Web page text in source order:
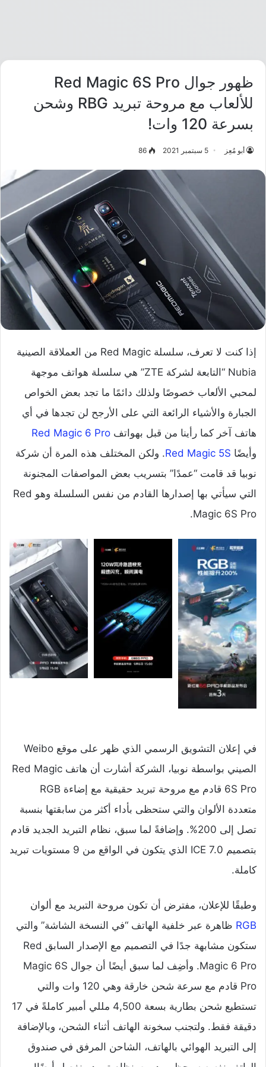
ظهور جوال Red Magic 6S Pro
للألعاب مع مروحة تبريد RBG وشحن
بسرعة 120 وات!
أبو مُعِز 5 سبتمبر 2021 86
إذا كنت لا تعرف، سلسلة Red Magic من العملاقة الصينية
Nubia “التابعة لشركة ZTE” هي سلسلة هواتف موجهة
لمحبي الألعاب خصوصًا ولذلك دائمًا ما تجد بعض الخواص
الجبارة والأشياء الرائعة التي على الأرجح لن تجدها في أي
هاتف آخر كما رأينا من قبل بهواتف Red Magic 6 Pro
وأيضًا Red Magic 5S. ولكن المختلف هذه المرة أن شركة
نوبيا قد قامت “عمدًا” بتسريب بعض المواصفات المجنونة
التي سيأتي بها إصدارها القادم من نفس السلسلة وهو Red
Magic 6S Pro.
في إعلان التشويق الرسمي الذي ظهر على موقع Weibo
الصيني بواسطة نوبيا، الشركة أشارت أن هاتف Red Magic
6S Pro قادم مع مروحة تبريد حقيقية مع إضاءة RGB
متعددة الألوان والتي ستحظى بأداء أكثر من سابقتها بنسبة
تصل إلى 200%. وإضافةً لما سبق، نظام التبريد الجديد قادم
بتصميم ICE 7.0 الذي يتكون في الواقع من 9 مستويات تبريد
كاملة.
وطبقًا للإعلان، مفترض أن تكون مروحة التبريد مع ألوان
RGB ظاهرة عبر خلفية الهاتف “في النسخة الشاشة” والتي
ستكون مشابهة جدًا في التصميم مع الإصدار السابق Red
Magic 6 Pro. وأضِف لما سبق أيضًا أن جوال Magic 6S
Pro قادم مع سرعة شحن خارقة وهي 120 وات والتي
تستطيع شحن بطارية بسعة 4,500 مللي أمبير كاملةً في 17
دقيقة فقط. ولتجنب سخونة الهاتف أثناء الشحن، وبالإضافة
إلى التبريد الهوائي بالهاتف، الشاحن المرفق في صندوق